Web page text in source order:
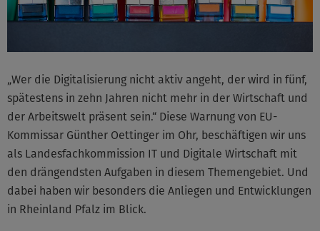
„Wer die Digitalisierung nicht aktiv angeht, der wird in fünf,
spätestens in zehn Jahren nicht mehr in der Wirtschaft und
der Arbeitswelt präsent sein.“ Diese Warnung von EU-
Kommissar Günther Oettinger im Ohr, beschäftigen wir uns
als Landesfachkommission IT und Digitale Wirtschaft mit
den drängendsten Aufgaben in diesem Themengebiet. Und
dabei haben wir besonders die Anliegen und Entwicklungen
in Rheinland Pfalz im Blick.